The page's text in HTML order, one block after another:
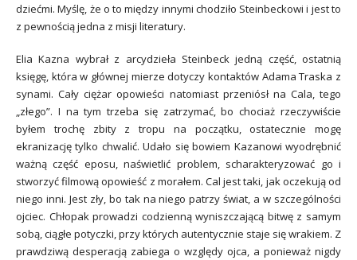
dziećmi. Myślę, że o to między innymi chodziło Steinbeckowi i jest to
z pewnością jedna z misji literatury.
Elia Kazna wybrał z arcydzieła Steinbeck jedną część, ostatnią
księgę, która w głównej mierze dotyczy kontaktów Adama Traska z
synami. Cały ciężar opowieści natomiast przeniósł na Cala, tego
„złego”. I na tym trzeba się zatrzymać, bo chociaż rzeczywiście
byłem trochę zbity z tropu na początku, ostatecznie mogę
ekranizację tylko chwalić. Udało się bowiem Kazanowi wyodrębnić
ważną część eposu, naświetlić problem, scharakteryzować go i
stworzyć filmową opowieść z morałem. Cal jest taki, jak oczekują od
niego inni. Jest zły, bo tak na niego patrzy świat, a w szczególności
ojciec. Chłopak prowadzi codzienną wyniszczającą bitwę z samym
sobą, ciągłe potyczki, przy których autentycznie staje się wrakiem. Z
prawdziwą desperacją zabiega o względy ojca, a ponieważ nigdy